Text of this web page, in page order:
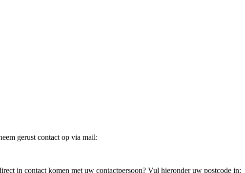
gerust contact op via mail:
in contact komen met uw contactpersoon? Vul hieronder uw postcode in: